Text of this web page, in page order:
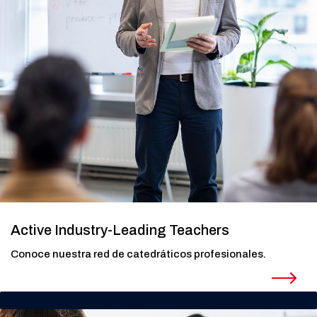
Active Industry-Leading Teachers
Conoce nuestra red de catedráticos profesionales.